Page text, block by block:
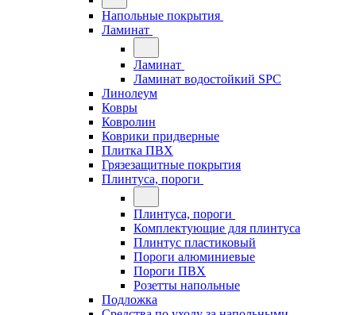
Напольные покрытия
Ламинат
Ламинат
Ламинат водостойкий SPC
Линолеум
Ковры
Ковролин
Коврики придверные
Плитка ПВХ
Грязезащитные покрытия
Плинтуса, пороги
Плинтуса, пороги
Комплектующие для плинтуса
Плинтус пластиковый
Пороги алюминиевые
Пороги ПВХ
Розетты напольные
Подложка